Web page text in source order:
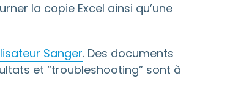
la copie Excel ainsi qu’une
Sanger. Des documents
et “troubleshooting” sont à